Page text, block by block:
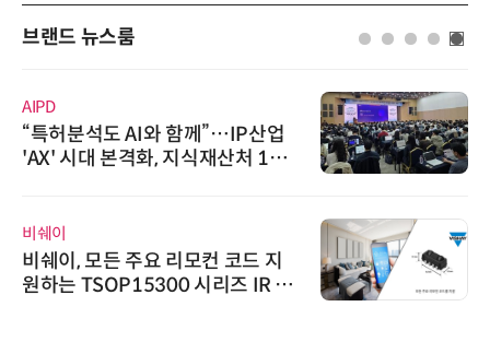
브랜드 뉴스룸
AIPD
“특허분석도 AI와 함께”…IP산업
'AX' 시대 본격화, 지식재산처 1호
비쉐이
비쉐이, 모든 주요 리모컨 코드 지
원하는 TSOP15300 시리즈 IR 수